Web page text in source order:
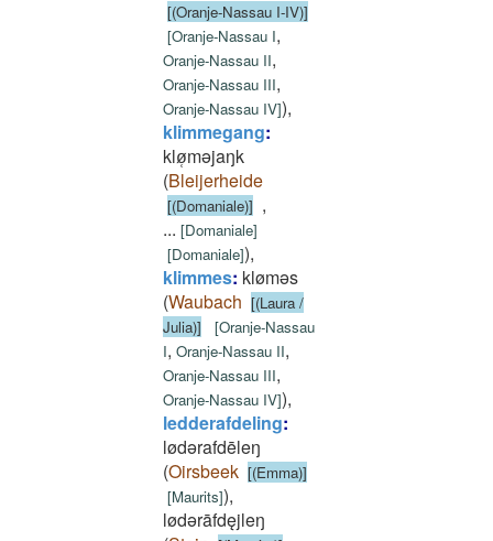
[(Oranje-Nassau I-IV)]
[Oranje-Nassau I,
Oranje-Nassau II,
Oranje-Nassau III,
Oranje-Nassau IV]),
klimmegang:
klø̜mǝjaŋk
(Bleijerheide
[(Domaniale)] ,
... [Domaniale]
[Domaniale]),
klimmes: klømǝs
(Waubach [(Laura /
Julia)]
[Oranje-Nassau
I, Oranje-Nassau II,
Oranje-Nassau III,
Oranje-Nassau IV]),
ledderafdeling:
lødǝrafdēleŋ
(Oirsbeek [(Emma)]
[Maurits]),
lødǝrāfdęjleŋ